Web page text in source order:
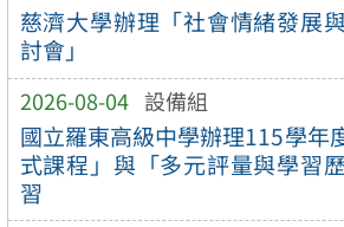
慈濟大學辦理「社會情緒發展
討會」
2026-08-04 設備組
國立羅東高級中學辦理115學年
式課程」與「多元評量與學習
習